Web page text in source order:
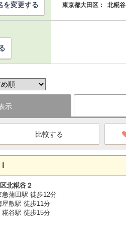
東京都大田区：
北糀谷
を変更する
示
北糀谷２
蒲田駅 徒歩12分
敷駅 徒歩11分
谷駅 徒歩15分